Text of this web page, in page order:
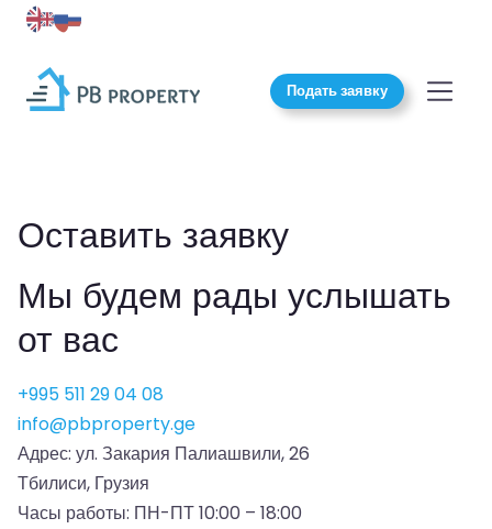
Подать заявку
Оставить заявку
Мы будем рады услышать
от вас
+995 511 29 04 08
info@pbproperty.ge
Адрес: ул. Закария Палиашвили, 26
Тбилиси, Грузия
Часы работы: ПН-ПТ 10:00 – 18:00